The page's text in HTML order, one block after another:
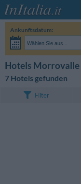
Ankunftsdatum:
Wählen Sie aus...
Hotels Morrovalle
7 Hotels gefunden
Filter